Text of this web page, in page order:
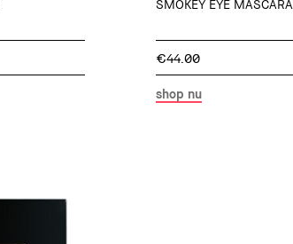
SMOKEY EYE MASCARA
€44.00
shop nu